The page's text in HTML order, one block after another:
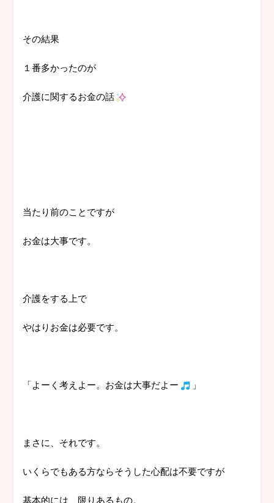
その結果
１番多かったのが
介護に関するお金の話
当たり前のことですが
お金は大事です。
介護をする上で
やはりお金は必要です。
「よーく考えよー。お金は大事だよー 」
まさに、それです。
いくらでもある方ならそうした心配は不要ですが
基本的には、限りあるもの。